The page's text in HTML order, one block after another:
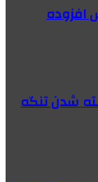
افزوده
شدن تنگه